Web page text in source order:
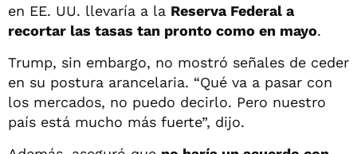
en EE. UU. llevaría a la Reserva Federal a
recortar las tasas tan pronto como en mayo.
Trump, sin embargo, no mostró señales de ceder
en su postura arancelaria. “Qué va a pasar con
los mercados, no puedo decirlo. Pero nuestro
país está mucho más fuerte”, dijo.